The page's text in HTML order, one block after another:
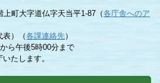
町大字道仏字天当平1-87（各庁舎へのア
表）（各課連絡先）
ら午後5時00分まで
たします。